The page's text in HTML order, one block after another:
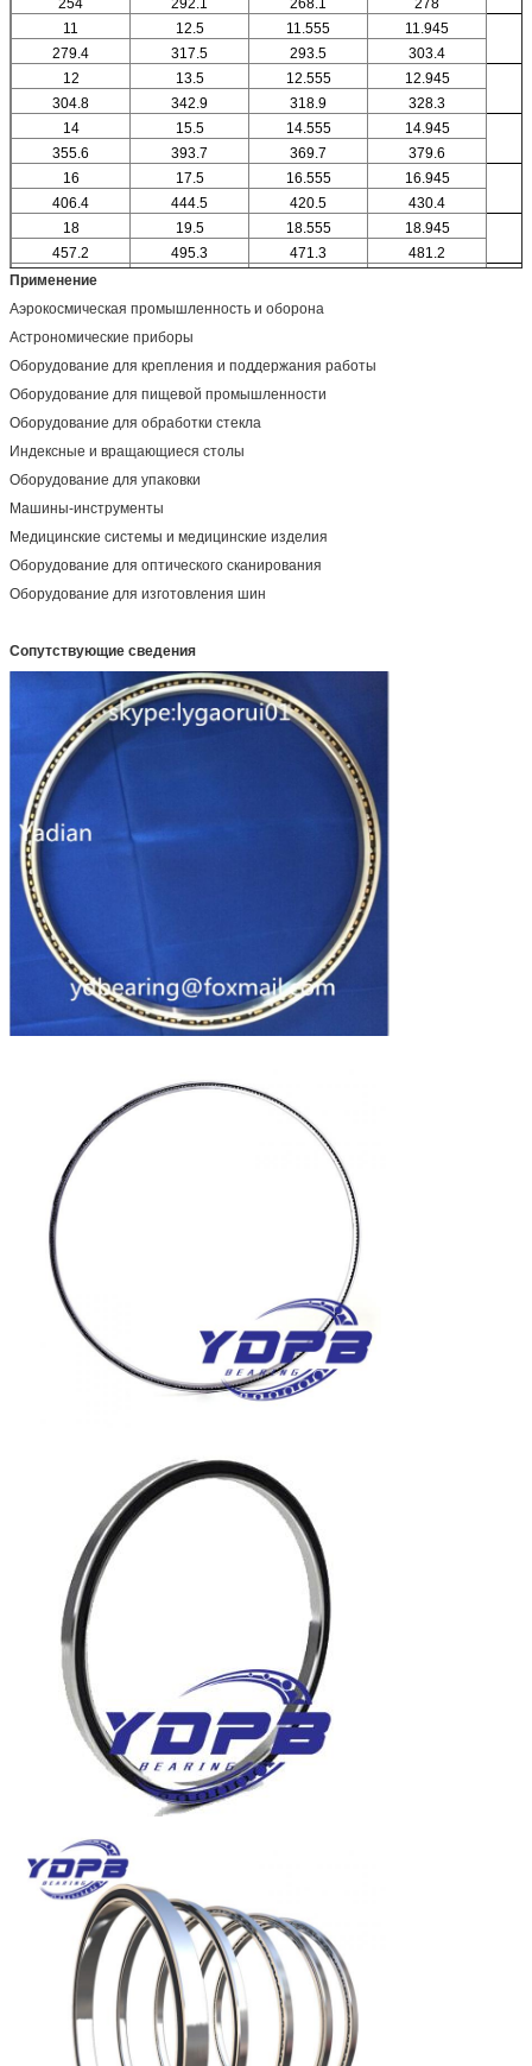
254 292.1 268.1
278
11
12.5 11.555 11.945
279.4 317.5 293.5
303.4
12
13.5 12.555 12.945
304.8 342.9 318.9
328.3
14
15.5 14.555 14.945
355.6 393.7 369.7
379.6
16
17.5 16.555 16.945
406.4 444.5 420.5
430.4
18
19.5 18.555 18.945
457.2 495.3 471.3
481.2
20
508 546.1 522.1
Применение
Аэрокосмическая промышленность и оборона
Астрономические приборы
Оборудование для крепления и поддержания работы
Оборудование для пищевой промышленности
Оборудование для обработки стекла
Индексные и вращающиеся столы
Оборудование для упаковки
Машины-инструменты
Медицинские системы и медицинские изделия
Оборудование для оптического сканирования
Оборудование для изготовления шин
Сопутствующие сведения